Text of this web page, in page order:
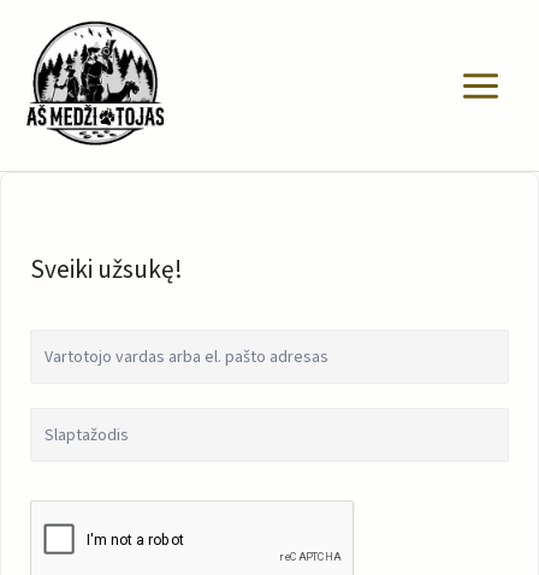
turinio
Sveiki užsukę!